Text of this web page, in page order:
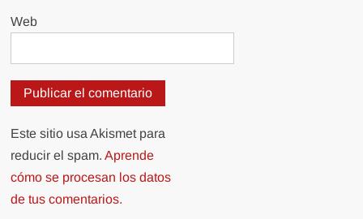
Web
Este sitio usa Akismet para
reducir el spam.Aprende
cómo se procesan los datos
de tus comentarios.